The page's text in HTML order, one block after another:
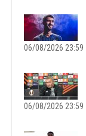
06/08/2026 23:59
06/08/2026 23:59